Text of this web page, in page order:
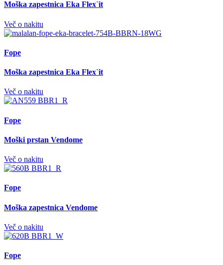
Moška zapestnica Eka Flex`it
Več o nakitu
Fope
Moška zapestnica Eka Flex`it
Več o nakitu
Fope
Moški prstan Vendome
Več o nakitu
Fope
Moška zapestnica Vendome
Več o nakitu
Fope